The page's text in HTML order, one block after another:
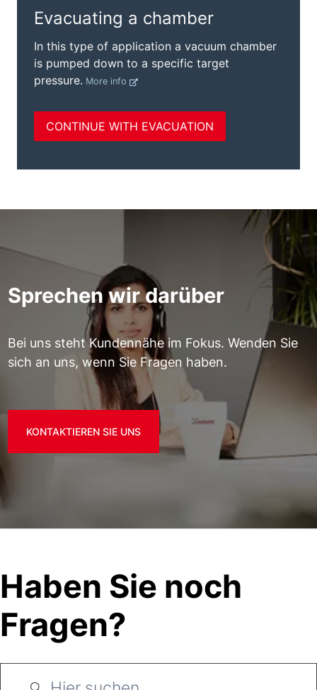
Sprechen wir darüber
Bei uns steht Kundennähe im Fokus. Wenden Sie
sich an uns, wenn Sie Fragen haben.
KONTAKTIEREN SIE UNS
Haben Sie noch
Fragen?